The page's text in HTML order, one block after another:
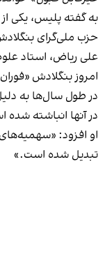
به گفته پلیس، یکی
حزب ملی‌گرای
علی ریاض، استاد
امروز بنگلادش
در طول سال‌ها به
در آنها انباشته
او ‌افزود:
تبدیل شده است.»